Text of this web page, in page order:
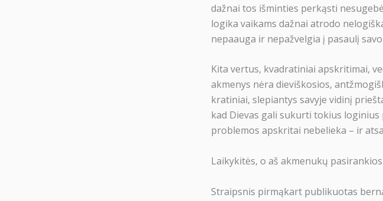
dažnai tos išminties perkąsti
logika vaikams dažnai atrodo
nepaauga ir nepažvelgia į pasaulį
Kita vertus, kvadratiniai apskritimai,
akmenys nėra dieviškosios,
kratiniai, slepiantys savyje vidinį
kad Dievas gali sukurti tokius
problemos apskritai nebelieka – ir
Laikykitės, o aš akmenukų
Straipsnis pirmąkart publikuotas